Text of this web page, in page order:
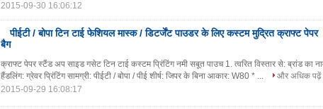
2015-09-30 16:06:12
पीईटी / बोपा टिन टाई फेशियल मास्क / डिटर्जेंट पाउडर के लिए कस्टम मुद्रित क्राफ्ट पेपर
बैग
क्राफ्ट पेपर स्टैंड अप साइड गसेट टिन टाई कस्टम प्रिंटिंग नमी सबूत पाउच 1. त्वरित विस्तार से: ब्रांड का
हैंडलिंग: ग्रेवर प्रिंटिंग सामग्री: पीईटी / बोपा / पीई शीर्ष: जिपर के बिना आकार: W80 * ...
और अधिक पढ़ें
2015-09-29 16:08:17